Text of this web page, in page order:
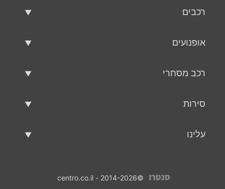
רכבים
אופנועים
רכב מסחרי
סירות
עלינו
©2014-2026 - centro.co.il